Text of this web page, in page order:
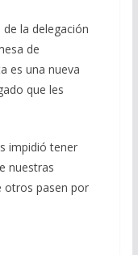
la delegación
de
es una nueva
que les
impidió tener
nuestras
otros pasen por